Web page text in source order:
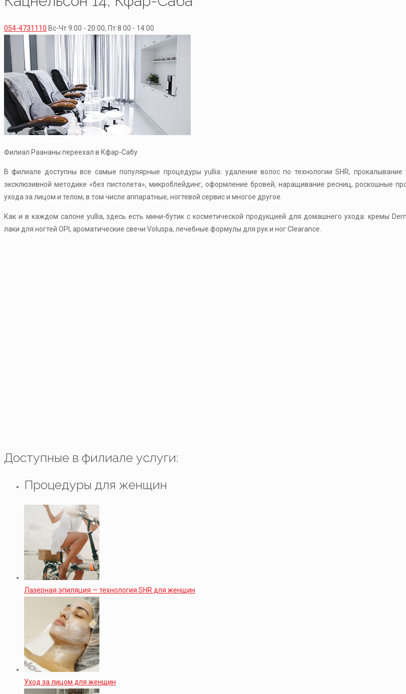
054-4731110 Вс-Чт 9:00 - 20:00, Пт 8:00 - 14:00
Филиал Раананы переехал в Кфар-Сабу
В филиале доступны все самые популярные процедуры yullia: удаление волос по технологии SHR, прокалывание
эксклюзивной методике «без пистолета», микроблейдинг, оформление бровей, наращивание ресниц, роскошные
ухода за лицом и телом, в том числе аппаратные, ногтевой сервис и многое другое.
Как и в каждом салоне yullia, здесь есть мини-бутик с косметической продукцией для домашнего ухода: кремы
лаки для ногтей OPI, ароматические свечи Voluspa, лечебные формулы для рук и ног Clearance.
Доступные в филиале услуги:
Процедуры для женщин
Лазерная эпиляция — технология SHR для женщин
Уход за лицом для женщин